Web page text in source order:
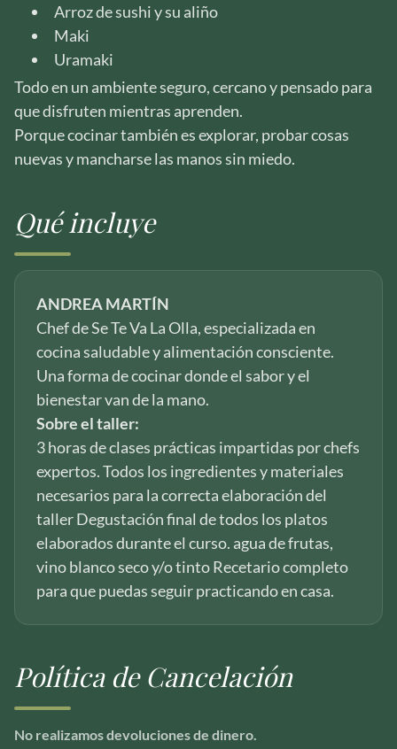
Arroz de sushi y su aliño
Maki
Uramaki
Todo en un ambiente seguro, cercano y pensado para
que disfruten mientras aprenden.
Porque cocinar también es explorar, probar cosas
nuevas y mancharse las manos sin miedo.
Qué incluye
ANDREA MARTÍN
Chef de Se Te Va La Olla, especializada en
cocina saludable y alimentación consciente.
Una forma de cocinar donde el sabor y el
bienestar van de la mano.
Sobre el taller:
3 horas de clases prácticas impartidas por chefs
expertos. Todos los ingredientes y materiales
necesarios para la correcta elaboración del
taller Degustación final de todos los platos
elaborados durante el curso. agua de frutas,
vino blanco seco y/o tinto Recetario completo
para que puedas seguir practicando en casa.
Política de Cancelación
No realizamos devoluciones de dinero.